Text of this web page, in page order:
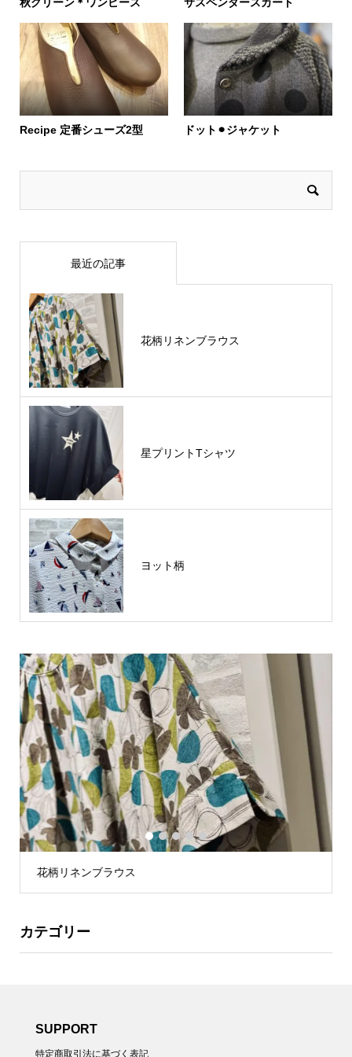
Recipe 定番シューズ2型 ドット⚫︎ジャケット
最近の記事
花柄リネンブラウス
星プリントTシャツ
ヨット柄
花柄リネンブラウス
1 2 3 5
カテゴリー
SUPPORT
特定商取引法に基づく表記